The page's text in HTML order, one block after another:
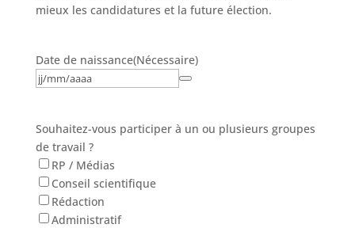
mieux les candidatures et la future élection.
Date de naissance(Nécessaire)
Souhaitez-vous participer à un ou plusieurs groupes
de travail ?
RP / Médias
Conseil scientifique
Rédaction
Administratif